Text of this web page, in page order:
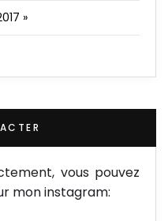
»
vous pouvez
mon instagram: